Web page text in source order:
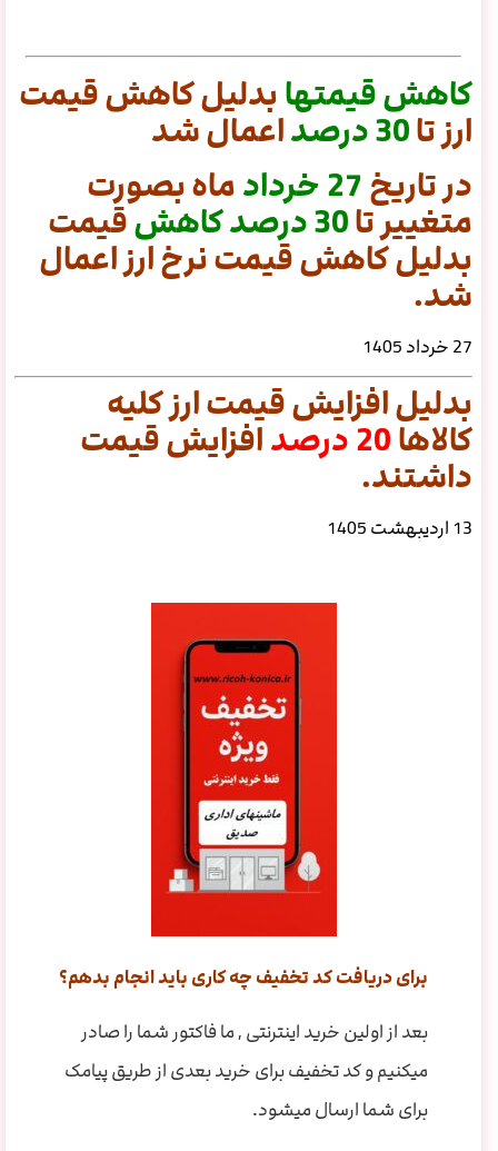
کاهشقیمتهابدلیل کاهش قیمت
ارز تا30درصداعمال شد
در تاریخ 27 خرداد ماه بصورت
متغییر تا30درصدکاهشقیمت
بدلیل کاهش قیمت نرخ ارز اعمال
شد.
27 خرداد 1405
بدلیل افزایش قیمت ارز کلیه
کالاها20 درصد افزایش قیمت
داشتند.
13 اردیبهشت 1405
برای دریافت کد تخفیف چه کاری باید انجام بدهم؟
بعد از اولین خرید اینترنتی , ما فاکتور شما را صادر
میکنیم و کد تخفیف برای خرید بعدی از طریق پیامک
برای شما ارسال میشود.